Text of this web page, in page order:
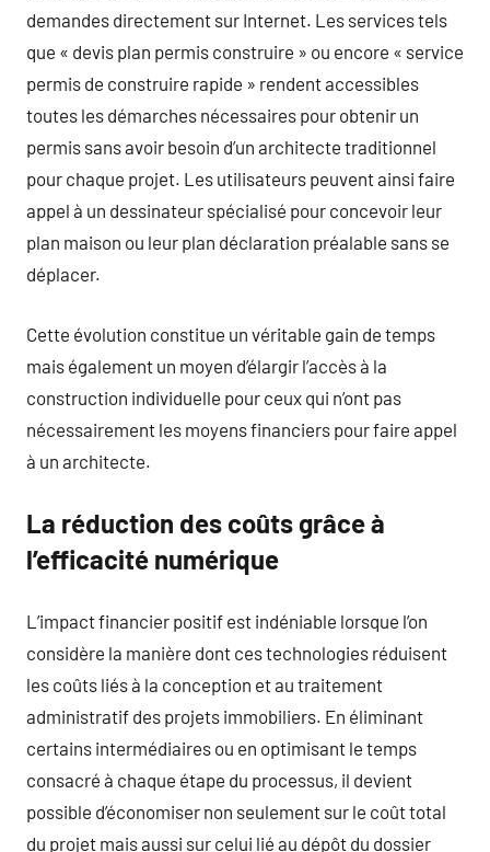
demandes directement sur Internet. Les services tels
que « devis plan permis construire » ou encore « service
permis de construire rapide » rendent accessibles
toutes les démarches nécessaires pour obtenir un
permis sans avoir besoin d’un architecte traditionnel
pour chaque projet. Les utilisateurs peuvent ainsi faire
appel à un dessinateur spécialisé pour concevoir leur
plan maison ou leur plan déclaration préalable sans se
déplacer.
Cette évolution constitue un véritable gain de temps
mais également un moyen d’élargir l’accès à la
construction individuelle pour ceux qui n’ont pas
nécessairement les moyens financiers pour faire appel
à un architecte.
La réduction des coûts grâce à
l’efficacité numérique
L’impact financier positif est indéniable lorsque l’on
considère la manière dont ces technologies réduisent
les coûts liés à la conception et au traitement
administratif des projets immobiliers. En éliminant
certains intermédiaires ou en optimisant le temps
consacré à chaque étape du processus, il devient
possible d’économiser non seulement sur le coût total
du projet mais aussi sur celui lié au dépôt du dossier